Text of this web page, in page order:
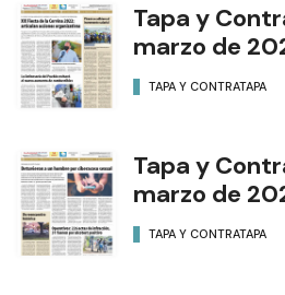
Tapa y
marzo de
TAPA Y CONTRATAPA
Tapa y
marzo de
TAPA Y CONTRATAPA